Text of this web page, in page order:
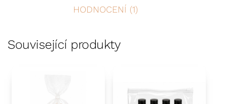
HODNOCENÍ (1)
Související produkty